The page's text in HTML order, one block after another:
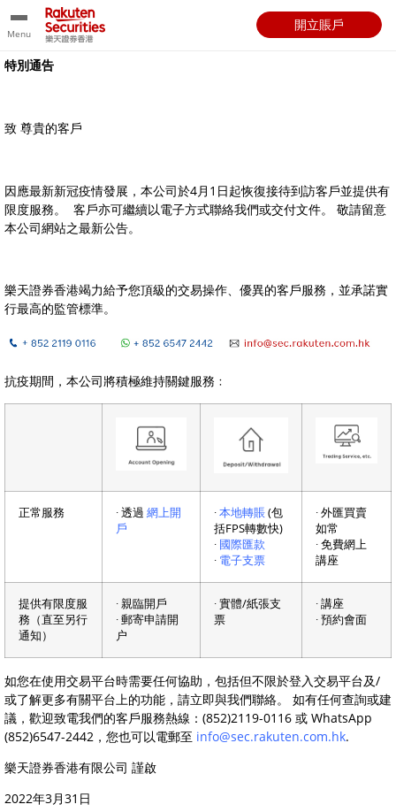
Menu
開立賬戶
特別通告
致 尊貴的客戶
因應最新新冠疫情發展，本公司於4月1日起恢復接待到訪客戶並提供有
限度服務。
客戶亦可繼續以電子方式聯絡我們或交付文件。 敬請留意
本公司網站之最新公告。
樂天證券香港竭力給予您頂級的交易操作、優異的客戶服務，並承諾實
行最高的監管標準。
抗疫期間，本公司將積極維持關鍵服務﹕
正常服務 ∙ 透過 網上開
戶
∙本地轉賬(包
括FPS轉數快)
∙ 國際匯款
∙ 電子支票
∙ 外匯買賣
如常
∙ 免費網上
講座
提供有限度服
務（直至另行
通知）
∙ 親臨開戶
∙ 郵寄申請開
户
∙ 實體/紙張支
票
∙ 講座
∙ 預約會面
如您在使用交易平台時需要任何協助，包括但不限於登入交易平台及/
或了解更多有關平台上的功能，請立即與我們聯絡。 如有任何查詢或建
議，歡迎致電我們的客戶服務熱線：(852)2119-0116 或 WhatsApp
(852)6547-2442，您也可以電郵至 info@sec.rakuten.com.hk.
樂天證券香港有限公司 謹啟
2022年3月31日